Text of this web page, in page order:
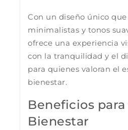
Con un diseño único
minimalistas y tonos
ofrece una experiencia
con la tranquilidad y el
para quienes valoran el
bienestar.
Beneficios para
Bienestar